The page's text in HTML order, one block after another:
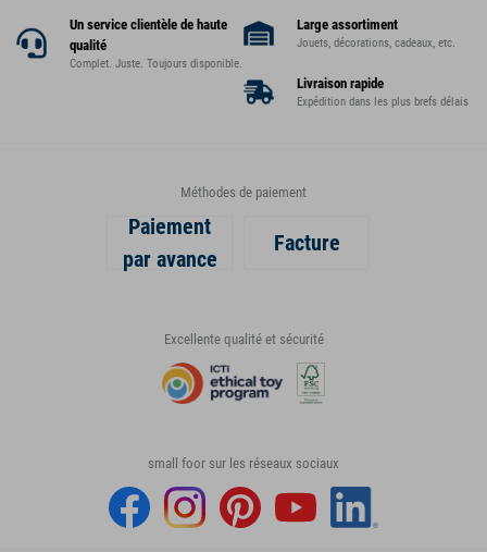
Un service clientèle de haute
qualité
Complet. Juste. Toujours disponible.
Large assortiment
Jouets, décorations, cadeaux, etc.
Livraison rapide
Expédition dans les plus brefs délais
Méthodes de paiement
Paiement
par avance
Facture
Excellente qualité et sécurité
small foor sur les réseaux sociaux